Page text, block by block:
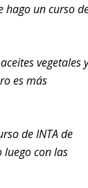
hago un curso
vegetales y
es más
de INTA de
con las